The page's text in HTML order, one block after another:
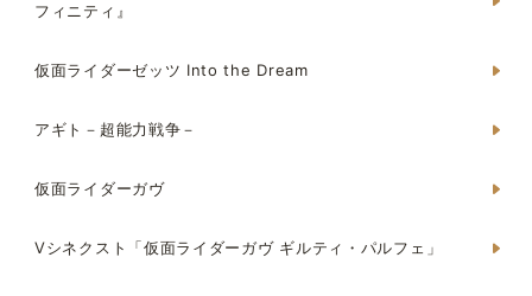
フィニティ』
仮面ライダーゼッツ Into the Dream
アギト－超能力戦争－
仮面ライダーガヴ
Vシネクスト「仮面ライダーガヴ ギルティ・パルフェ」